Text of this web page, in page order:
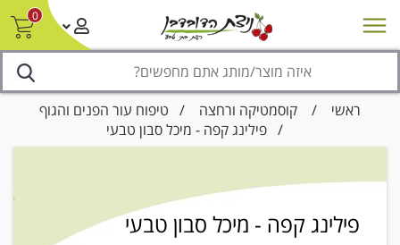
0
מבצעים סניפים צור קשר/ביטול הזמנה
ראשי / קוסמטיקה ורחצה / טיפוח עור הפנים והגוף
/ פילינג קפה - מיכל סבון טבעי
פילינג קפה - מיכל סבון טבעי